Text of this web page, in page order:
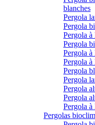
blanches
Pergola
Pergola
Pergola à
Pergola
Pergola à
Pergola à
Pergola
Pergola
Pergola
Pergola
Pergola à
Pergolas